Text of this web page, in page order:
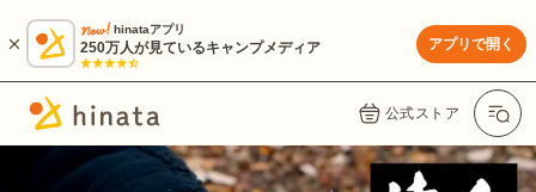
hinataアプリ
250万人が見ているキャンプメディア アプリで開く
公式ストア